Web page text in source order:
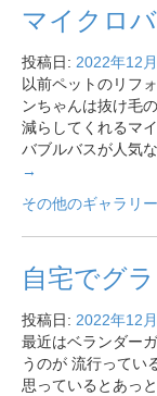
マイクロ
投稿日: 2022年12
以前ペットのリフ
ンちゃんは抜け毛
減らしてくれるマ
バブルバスが人気
→
その他のギャラリー
自宅でグ
投稿日: 2022年12
最近はベランダー
うのが 流行ってい
思っているとあっ